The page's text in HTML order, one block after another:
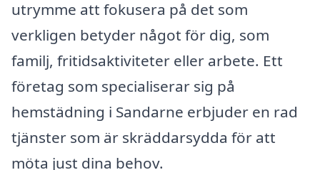
utrymme att fokusera på det som
verkligen betyder något för dig, som
familj, fritidsaktiviteter eller arbete. Ett
företag som specialiserar sig på
hemstädning i Sandarne erbjuder en rad
tjänster som är skräddarsydda för att
möta just dina behov.